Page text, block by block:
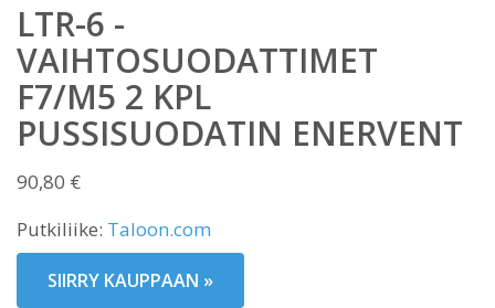
LTR-6 -
VAIHTOSUODATTIMET
F7/M5 2 KPL
PUSSISUODATIN ENERVENT
90,80 €
Putkiliike: Taloon.com
SIIRRY KAUPPAAN »